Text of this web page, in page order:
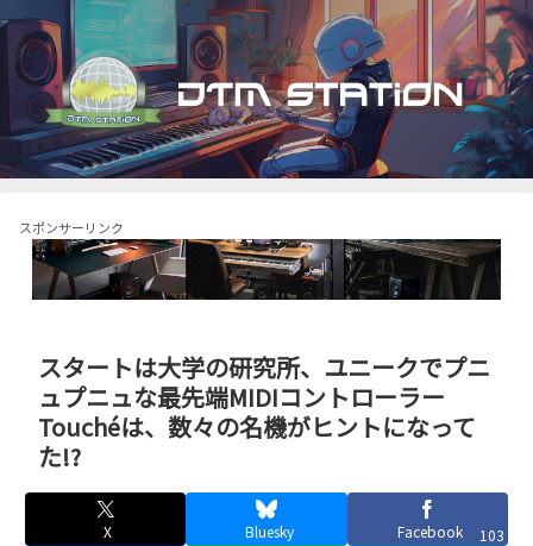
スポンサーリンク
スタートは大学の研究所、ユニークでプニ
ュプニュな最先端MIDIコントローラー
Touchéは、数々の名機がヒントになって
た!?
X Bluesky Facebook 103